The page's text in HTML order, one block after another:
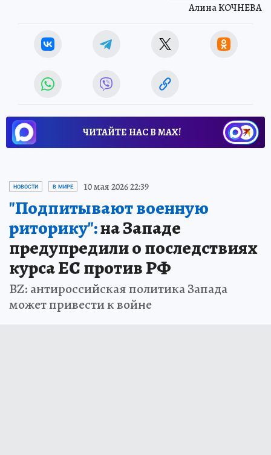
Алина КОЧНЕВА
ЧИТАЙТЕ НАС В МАХ!
НОВОСТИ В МИРЕ 10 мая 2026 22:39
"Подпитывают военную
риторику":на Западе
предупредили о последствиях
курса ЕС против РФ
BZ: антироссийская политика Запада
может привести к войне